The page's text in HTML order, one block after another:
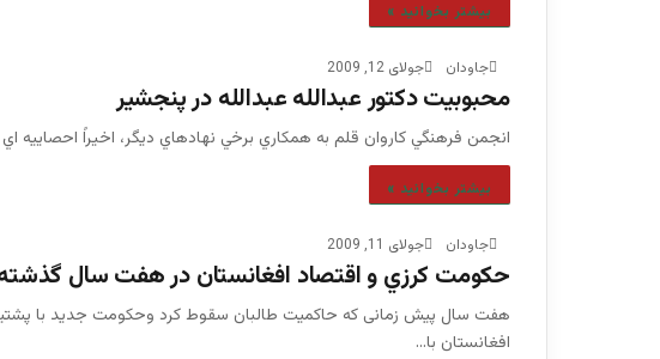
بیشتر بخوانید »
جاودان جولای 12, 2009
محبوبيت دكتور عبدالله عبدالله در پنجشير
انجمن فرهنگي كاروان قلم به همكاري برخي نهادهاي ديگر، اخيراً احصاييه
بیشتر بخوانید »
جاودان جولای 11, 2009
حكومت كرزي و اقتصاد افغانستان در هفت سال
هفت سال پیش زمانی که حاکمیت طالبان سقوط کرد وحکومت جدید با
افغانستان با…